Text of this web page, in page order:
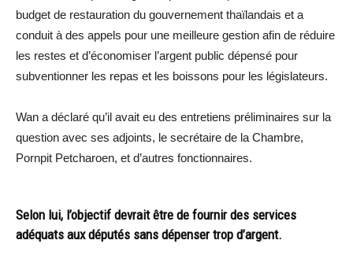
budget de restauration du gouvernement thaïlandais et a
conduit à des appels pour une meilleure gestion afin de réduire
les restes et d’économiser l’argent public dépensé pour
subventionner les repas et les boissons pour les législateurs.
Wan a déclaré qu’il avait eu des entretiens préliminaires sur la
question avec ses adjoints, le secrétaire de la Chambre,
Pornpit Petcharoen, et d’autres fonctionnaires.
Selon lui, l’objectif devrait être de fournir des services
adéquats aux députés sans dépenser trop d’argent.